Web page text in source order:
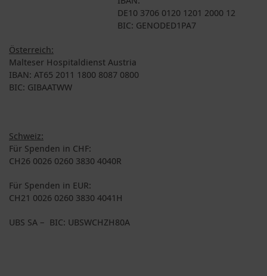
DE10 3706 0120 1201 2000 12
BIC: GENODED1PA7
Österreich:
Malteser Hospitaldienst Austria
IBAN: AT65 2011 1800 8087 0800
BIC: GIBAATWW
Schweiz:
Für Spenden in CHF:
CH26 0026 0260 3830 4040R
Für Spenden in EUR:
CH21 0026 0260 3830 4041H
UBS SA – BIC: UBSWCHZH80A